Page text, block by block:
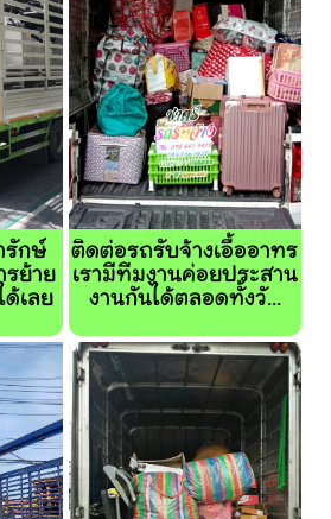
รักษ์
ย้าย
เลย
ติดต่อรถรับจ้างเอื้ออาทร
เรามีทีมงานค่อยประสาน
งานกันได้ตลอดทั้งวั...